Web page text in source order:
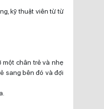
kỹ thuật viên từ từ
một chân trẻ và nhẹ
sang bên đó và đợi